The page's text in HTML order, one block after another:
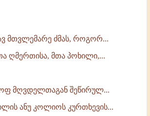
მთვლემარე ძმას, როგორ...
ღმერთისა, მთა პოხილი,...
მღვდელთაგან შეწირულ...
ანუ კოლიოს კურთხევის...